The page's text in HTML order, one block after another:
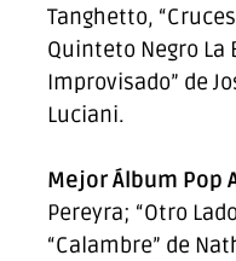
Tanghetto,
Quinteto Negro La
Improvisado” de
Luciani.
Mejor Álbum Pop
Pereyra; “Otro
“Calambre” de